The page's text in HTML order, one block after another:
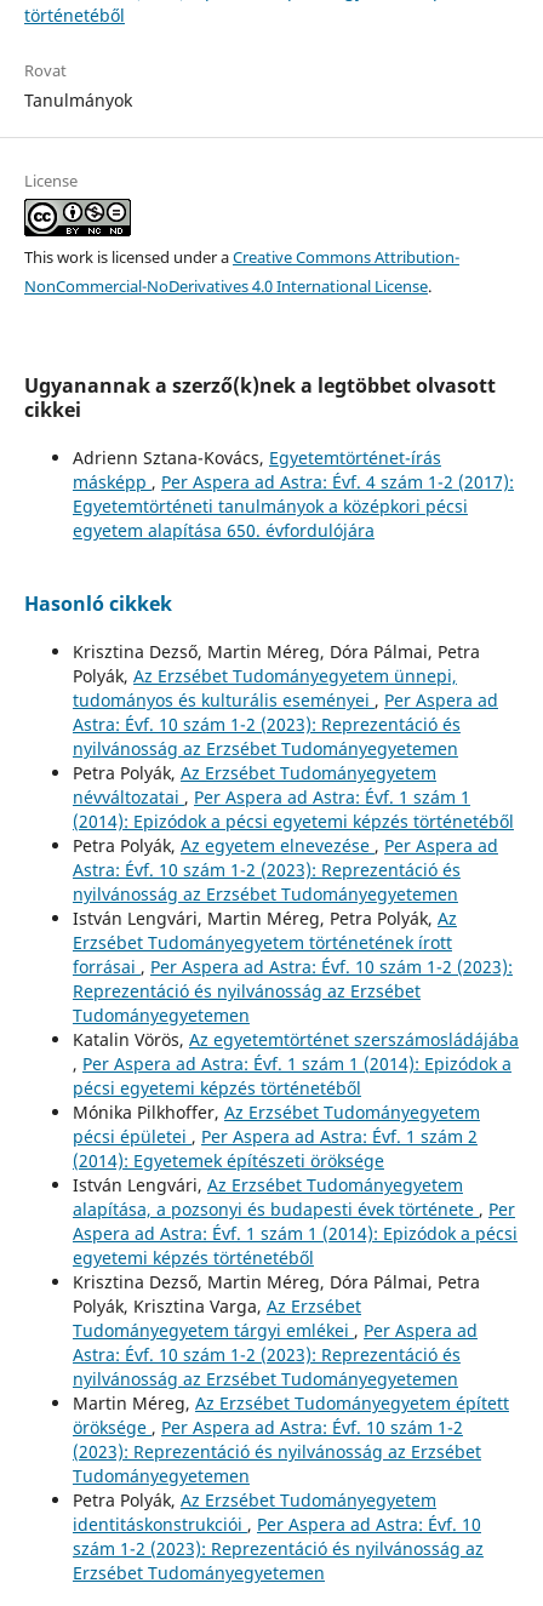
történetéből
Rovat
Tanulmányok
License
This work is licensed under aCreative Commons Attribution-
NonCommercial-NoDerivatives 4.0 International License.
Ugyanannak a szerző(k)nek a legtöbbet olvasott
cikkei
Adrienn Sztana-Kovács, Egyetemtörténet-írás
másképp , Per Aspera ad Astra: Évf. 4 szám 1-2 (2017):
Egyetemtörténeti tanulmányok a középkori pécsi
egyetem alapítása 650. évfordulójára
Hasonló cikkek
Krisztina Dezső, Martin Méreg, Dóra Pálmai, Petra
Polyák, Az Erzsébet Tudományegyetem ünnepi,
tudományos és kulturális eseményei , Per Aspera ad
Astra: Évf. 10 szám 1-2 (2023): Reprezentáció és
nyilvánosság az Erzsébet Tudományegyetemen
Petra Polyák, Az Erzsébet Tudományegyetem
névváltozatai , Per Aspera ad Astra: Évf. 1 szám 1
(2014): Epizódok a pécsi egyetemi képzés történetéből
Petra Polyák, Az egyetem elnevezése , Per Aspera ad
Astra: Évf. 10 szám 1-2 (2023): Reprezentáció és
nyilvánosság az Erzsébet Tudományegyetemen
István Lengvári, Martin Méreg, Petra Polyák, Az
Erzsébet Tudományegyetem történetének írott
forrásai , Per Aspera ad Astra: Évf. 10 szám 1-2 (2023):
Reprezentáció és nyilvánosság az Erzsébet
Tudományegyetemen
Katalin Vörös, Az egyetemtörténet szerszámosládájába
, Per Aspera ad Astra: Évf. 1 szám 1 (2014): Epizódok a
pécsi egyetemi képzés történetéből
Mónika Pilkhoffer, Az Erzsébet Tudományegyetem
pécsi épületei , Per Aspera ad Astra: Évf. 1 szám 2
(2014): Egyetemek építészeti öröksége
István Lengvári, Az Erzsébet Tudományegyetem
alapítása, a pozsonyi és budapesti évek története , Per
Aspera ad Astra: Évf. 1 szám 1 (2014): Epizódok a pécsi
egyetemi képzés történetéből
Krisztina Dezső, Martin Méreg, Dóra Pálmai, Petra
Polyák, Krisztina Varga, Az Erzsébet
Tudományegyetem tárgyi emlékei , Per Aspera ad
Astra: Évf. 10 szám 1-2 (2023): Reprezentáció és
nyilvánosság az Erzsébet Tudományegyetemen
Martin Méreg, Az Erzsébet Tudományegyetem épített
öröksége , Per Aspera ad Astra: Évf. 10 szám 1-2
(2023): Reprezentáció és nyilvánosság az Erzsébet
Tudományegyetemen
Petra Polyák, Az Erzsébet Tudományegyetem
identitáskonstrukciói , Per Aspera ad Astra: Évf. 10
szám 1-2 (2023): Reprezentáció és nyilvánosság az
Erzsébet Tudományegyetemen